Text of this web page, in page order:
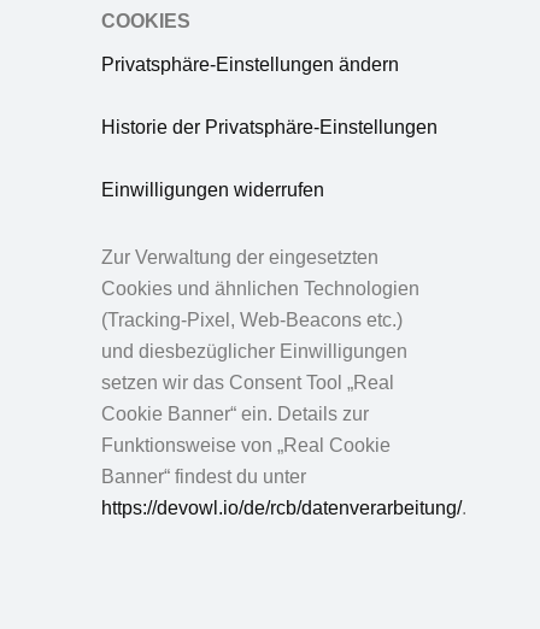
COOKIES
Privatsphäre-Einstellungen ändern
Historie der Privatsphäre-Einstellungen
Einwilligungen widerrufen
Zur Verwaltung der eingesetzten
Cookies und ähnlichen Technologien
(Tracking-Pixel, Web-Beacons etc.)
und diesbezüglicher Einwilligungen
setzen wir das Consent Tool „Real
Cookie Banner“ ein. Details zur
Funktionsweise von „Real Cookie
Banner“ findest du unter
https://devowl.io/de/rcb/datenverarbeitung/.